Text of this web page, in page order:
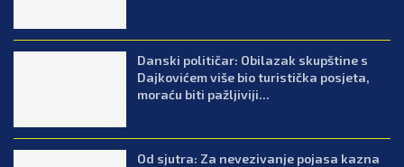
Danski političar: Obilazak skupštine s
Dajkovićem više bio turistička posjeta,
moraću biti pažljiviji...
Od sjutra: Za nevezivanje pojasa kazna